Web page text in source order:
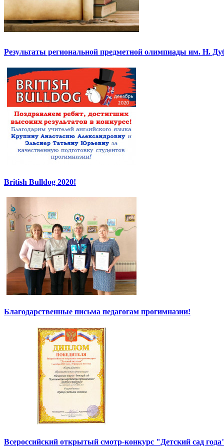
Результаты региональной предметной олимпиады им. Н.
British Bulldog 2020!
Благодарственные письма педагогам прогимназии!
Всероссийский открытый смотр-конкурс "Детский сад